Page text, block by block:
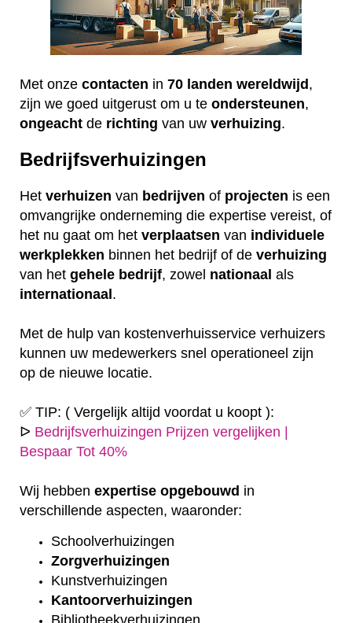
Met onze contacten in 70 landen wereldwijd,
zijn we goed uitgerust om u te ondersteunen,
ongeacht de richting van uw verhuizing.
Bedrijfsverhuizingen
Het verhuizen van bedrijven of projecten is een
omvangrijke onderneming die expertise vereist, of
het nu gaat om het verplaatsen van individuele
werkplekken binnen het bedrijf of de verhuizing
van het gehele bedrijf, zowel nationaal als
internationaal .
Met de hulp van kostenverhuisservice verhuizers
kunnen uw medewerkers snel operationeel zijn
op de nieuwe locatie.
✅ TIP: ( Vergelijk altijd voordat u koopt ):
ᐅ Bedrijfsverhuizingen Prijzen vergelijken |
Bespaar Tot 40%
Wij hebben expertise opgebouwd in
verschillende aspecten, waaronder:
Schoolverhuizingen
Zorgverhuizingen
Kunstverhuizingen
Kantoorverhuizingen
Bibliotheekverhuizingen